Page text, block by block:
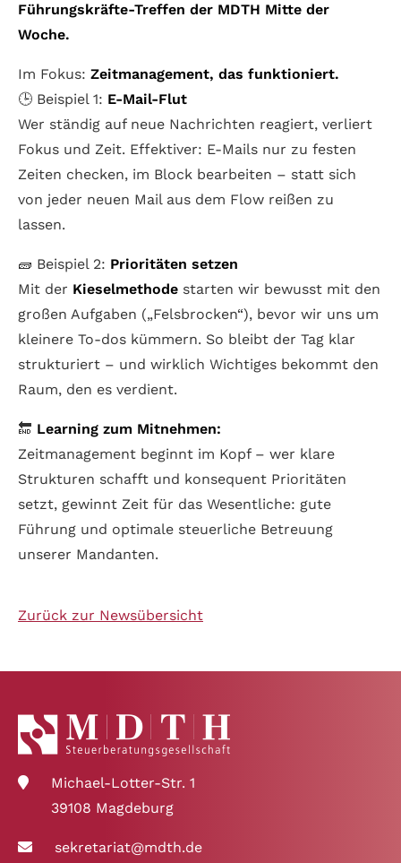
Führungskräfte-Treffen der MDTH Mitte der
Woche.
Im Fokus: Zeitmanagement, das funktioniert.
🕒 Beispiel 1: E-Mail-Flut
Wer ständig auf neue Nachrichten reagiert, verliert
Fokus und Zeit. Effektiver: E-Mails nur zu festen
Zeiten checken, im Block bearbeiten – statt sich
von jeder neuen Mail aus dem Flow reißen zu
lassen.
🧱 Beispiel 2: Prioritäten setzen
Mit der Kieselmethode starten wir bewusst mit den
großen Aufgaben („Felsbrocken“), bevor wir uns um
kleinere To-dos kümmern. So bleibt der Tag klar
strukturiert – und wirklich Wichtiges bekommt den
Raum, den es verdient.
🔚 Learning zum Mitnehmen:
Zeitmanagement beginnt im Kopf – wer klare
Strukturen schafft und konsequent Prioritäten
setzt, gewinnt Zeit für das Wesentliche: gute
Führung und optimale steuerliche Betreuung
unserer Mandanten.
Zurück zur Newsübersicht
Michael-Lotter-Str. 1
39108 Magdeburg
sekretariat@mdth.de